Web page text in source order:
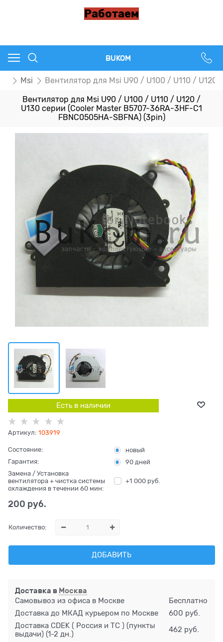
Работаем
BUKOM
Msi Вентилятор для Msi U90 / U100 / U110 /
Вентилятор для Msi U90 / U100 / U110 / U120 /
U130 серии (Cooler Master B5707-36RA-3HF-C1
FBNC0505HA-SBFNA) (3pin)
Есть в наличии
Артикул: 103919
Состояние:
новый
Гарантия:
90 дней
Замена / Установка
вентилятора + чистка системы
охлаждения в течении 60 мин:
+1 000 руб.
200 руб.
Количество:
ДОБАВИТЬ
Доставка в Москва
Самовывоз из офиса в Москве
Бесплатно
Доставка до МКАД курьером по Москве
600 руб.
Доставка CDEK ( Россия и ТС ) (пункты
выдачи) (1-2 дн.)
462 руб.